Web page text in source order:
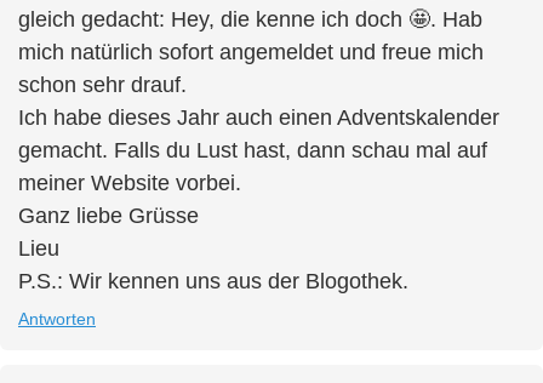
gleich gedacht: Hey, die kenne ich doch 🤩. Hab
mich natürlich sofort angemeldet und freue mich
schon sehr drauf.
Ich habe dieses Jahr auch einen Adventskalender
gemacht. Falls du Lust hast, dann schau mal auf
meiner Website vorbei.
Ganz liebe Grüsse
Lieu
P.S.: Wir kennen uns aus der Blogothek.
Antworten